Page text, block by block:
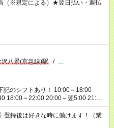
（※規定による）★翌日払い・週払
沢八景(京急線)駅 / …
18:00～22:00 20:00～翌5:00 21:00
！登録後は好きな時に働けます！（業